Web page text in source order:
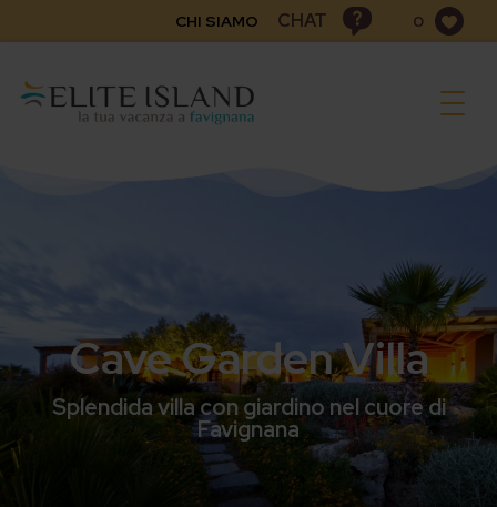
CHI SIAMO CHAT 0
Cave Garden Villa
Splendida villa con giardino nel cuore di
Favignana